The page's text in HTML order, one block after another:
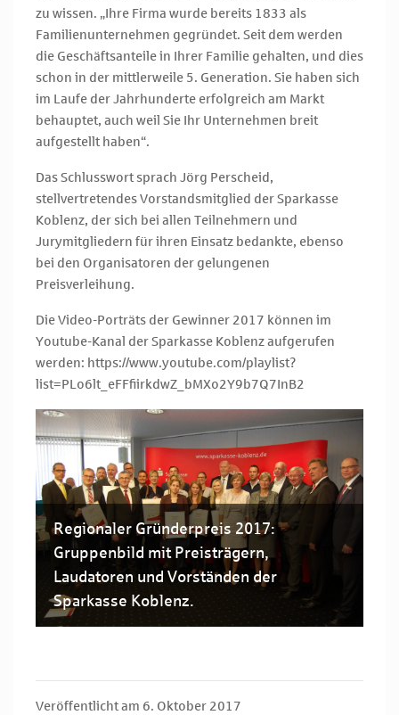
zu wissen. „Ihre Firma wurde bereits 1833 als
Familienunternehmen gegründet. Seit dem werden
die Geschäftsanteile in Ihrer Familie gehalten, und dies
schon in der mittlerweile 5. Generation. Sie haben sich
im Laufe der Jahrhunderte erfolgreich am Markt
behauptet, auch weil Sie Ihr Unternehmen breit
aufgestellt haben“.
Das Schlusswort sprach Jörg Perscheid,
stellvertretendes Vorstandsmitglied der Sparkasse
Koblenz, der sich bei allen Teilnehmern und
Jurymitgliedern für ihren Einsatz bedankte, ebenso
bei den Organisatoren der gelungenen
Preisverleihung.
Die Video-Porträts der Gewinner 2017 können im
Youtube-Kanal der Sparkasse Koblenz aufgerufen
werden: https://www.youtube.com/playlist?
list=PLo6lt_eFFfiirkdwZ_bMXo2Y9b7Q7InB2
Regionaler Gründerpreis 2017:
Gruppenbild mit Preisträgern,
Laudatoren und Vorständen der
Sparkasse Koblenz.
Veröffentlicht am 6. Oktober 2017